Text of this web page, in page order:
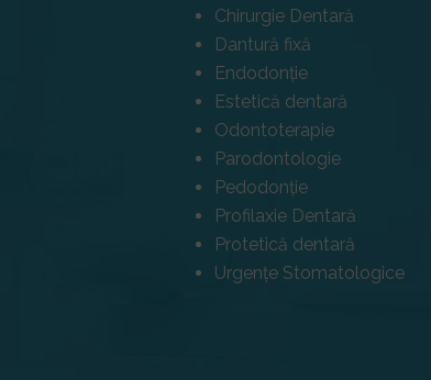
Chirurgie Dentară
Dantură fixă
Endodonție
Estetică dentară
Odontoterapie
Parodontologie
Pedodonție
Profilaxie Dentară
Protetică dentară
Urgențe Stomatologice